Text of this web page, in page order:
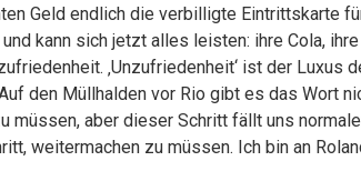
Geld endlich die verbilligte Eintrittskarte
kann sich jetzt alles leisten: ihre Cola,
‚Unzufriedenheit‘ ist der Luxus
den Müllhalden vor Rio gibt es das Wort
müssen, aber dieser Schritt fällt uns
weitermachen zu müssen. Ich bin an